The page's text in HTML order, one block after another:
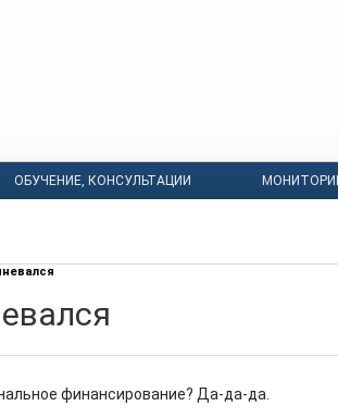
ОБУЧЕНИЕ, КОНСУЛЬТАЦИИ
финансирование? Да-да-да.